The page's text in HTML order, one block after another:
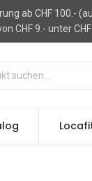
ab CHF 100.-
CHF 9.- unter